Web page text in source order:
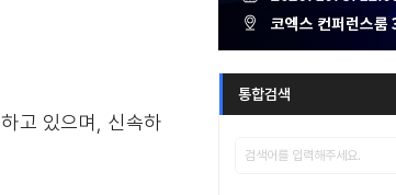
고 있으며, 신속하
통합검색